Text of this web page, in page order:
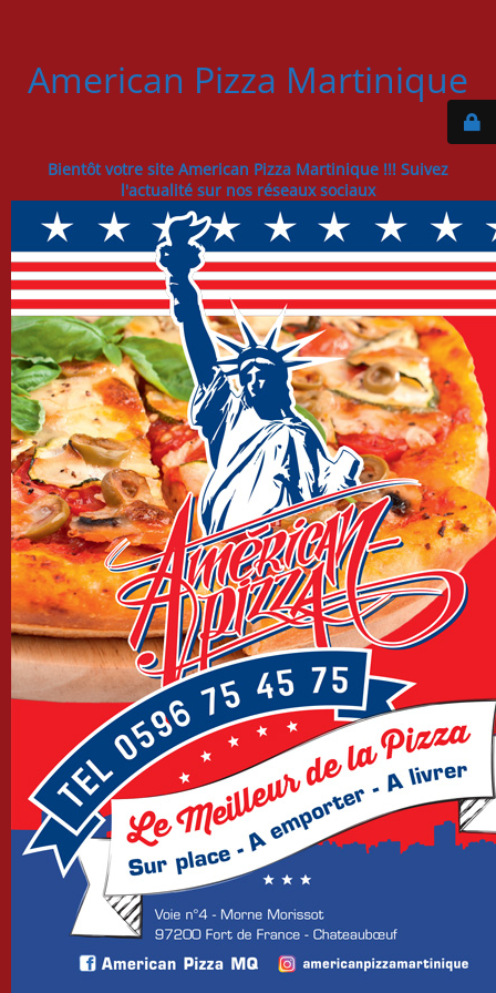
American Pizza Martinique
Bientôt votre site American Pizza Martinique !!! Suivez
l'actualité sur nos réseaux sociaux